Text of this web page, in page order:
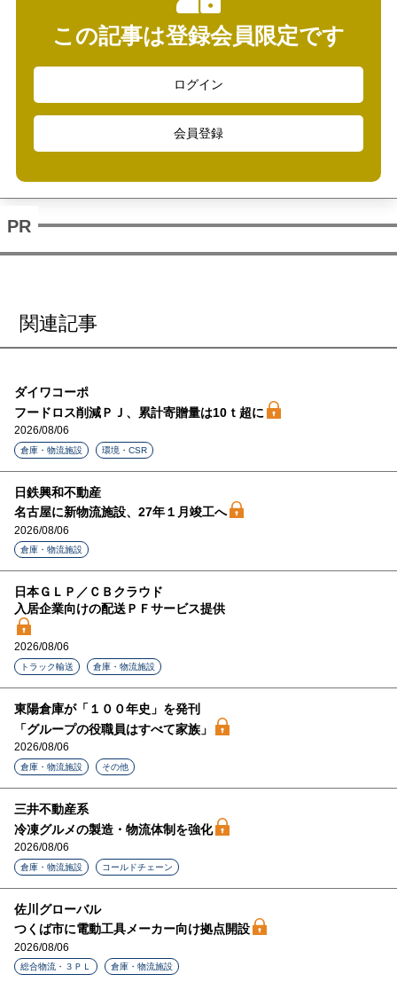
この記事は登録会員限定です
ログイン
会員登録
関連記事
ダイワコーポ
フードロス削減ＰＪ、累計寄贈量は10ｔ超に
2026/08/06
倉庫・物流施設 環境・CSR
日鉄興和不動産
名古屋に新物流施設、27年１月竣工へ
2026/08/06
倉庫・物流施設
日本ＧＬＰ／ＣＢクラウド
入居企業向けの配送ＰＦサービス提供
2026/08/06
トラック輸送 倉庫・物流施設
東陽倉庫が「１００年史」を発刊
「グループの役職員はすべて家族」
2026/08/06
倉庫・物流施設 その他
三井不動産系
冷凍グルメの製造・物流体制を強化
2026/08/06
倉庫・物流施設 コールドチェーン
佐川グローバル
つくば市に電動工具メーカー向け拠点開設
2026/08/06
総合物流・３ＰＬ 倉庫・物流施設